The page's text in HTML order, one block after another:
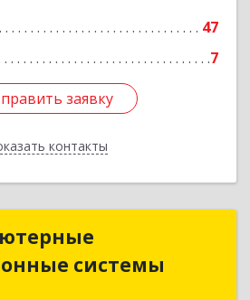
47
7
заявку
контакты
заявку
Назад
системы
КИС - Компьютерные
системы